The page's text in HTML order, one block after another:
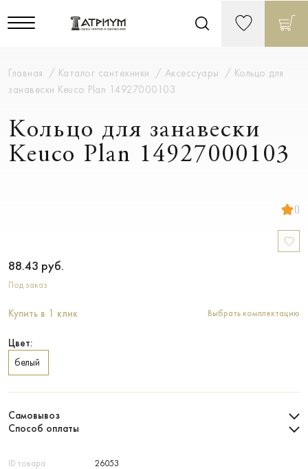
Главная Каталог сантехники Аксессуары
Кольцо для
занавески Keuco Plan 14927000103
Кольцо для занавески
Keuco Plan 14927000103
()
ID товара
26053
88.43 руб.
Под заказ
Купить в 1 клик Выбрать комплектацию
Цвет:
белый
Самовывоз
Способ оплаты